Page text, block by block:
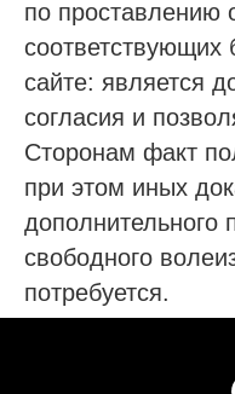
по проставлению
соответствующих
сайте: является
согласия и
Сторонам факт
при этом иных
дополнительного
свободного
потребуется.